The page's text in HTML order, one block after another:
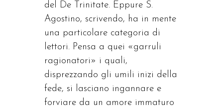
del De Trinitate. Eppure S.
Agostino, scrivendo, ha in mente
una particolare categoria di
lettori. Pensa a quei «garruli
ragionatori» i quali,
disprezzando gli umili inizi della
fede, si lasciano ingannare e
forviare da un amore immaturo